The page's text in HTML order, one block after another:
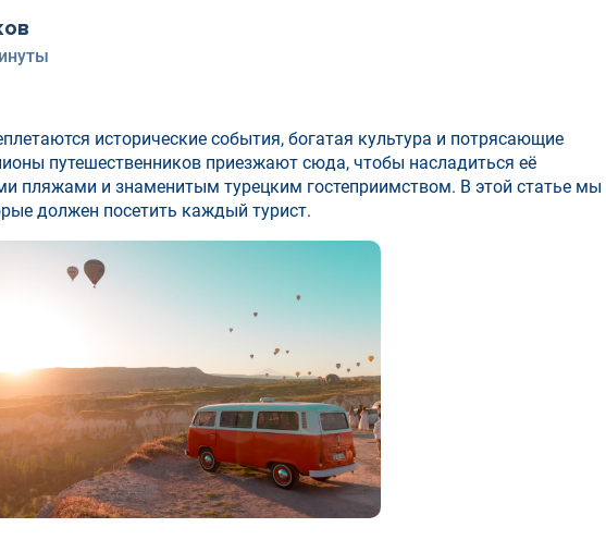
исторические события, богатая культура и потрясающие
путешественников приезжают сюда, чтобы насладиться её
пляжами и знаменитым турецким гостеприимством. В этой статье мы
должен посетить каждый турист.